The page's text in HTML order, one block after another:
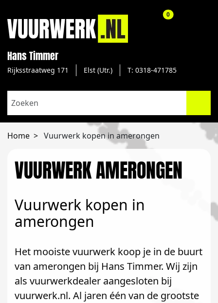
Hans Timmer
Rijksstraatweg 171 Elst (Utr.) T: 0318-471785
0aantal
Home Vuurwerk kopen in amerongen
VUURWERK AMERONGEN
Vuurwerk kopen in
amerongen
Het mooiste vuurwerk koop je in de buurt
van amerongen bij Hans Timmer. Wij zijn
als vuurwerkdealer aangesloten bij
vuurwerk.nl. Al jaren één van de grootste